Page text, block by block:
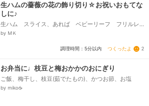
生ハムの薔薇の花の飾り切り☆お祝いおもてな
しに♪
生ハム スライス、あれば ベビーリーフ フリルレ
タスなど
by МＫ
調理時間：5分以内 つくったよ 2
お弁当に♩枝豆と梅おかかのおにぎり
ご飯、梅干し、枝豆(茹でたもの)、かつお節、お塩
by miko☕️